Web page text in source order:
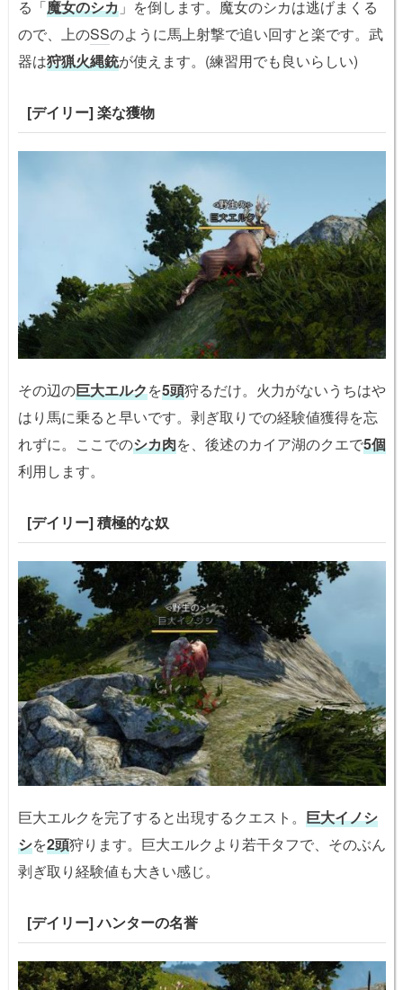
る「魔女のシカ 」を倒します。魔女のシカは逃げまくる
ので、上のSSのように馬上射撃で追い回すと楽です。武
器は狩猟火縄銃が使えます。(練習用でも良いらしい)
[デイリー] 楽な獲物
その辺の巨大エルクを5頭狩るだけ。火力がないうちはや
はり馬に乗ると早いです。剥ぎ取りでの経験値獲得を忘
れずに。ここでのシカ肉を、後述のカイア湖のクエで5個
利用します。
[デイリー] 積極的な奴
巨大エルクを完了すると出現するクエスト。 巨大イノシ
シを2頭狩ります。巨大エルクより若干タフで、そのぶん
剥ぎ取り経験値も大きい感じ。
[デイリー] ハンターの名誉